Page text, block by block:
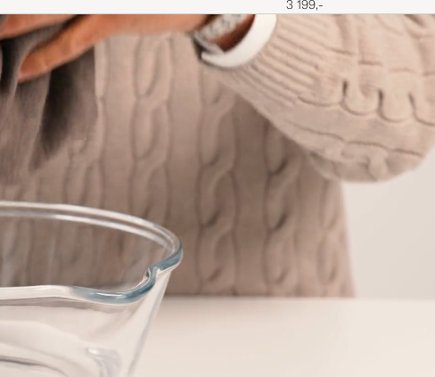
3 199,-